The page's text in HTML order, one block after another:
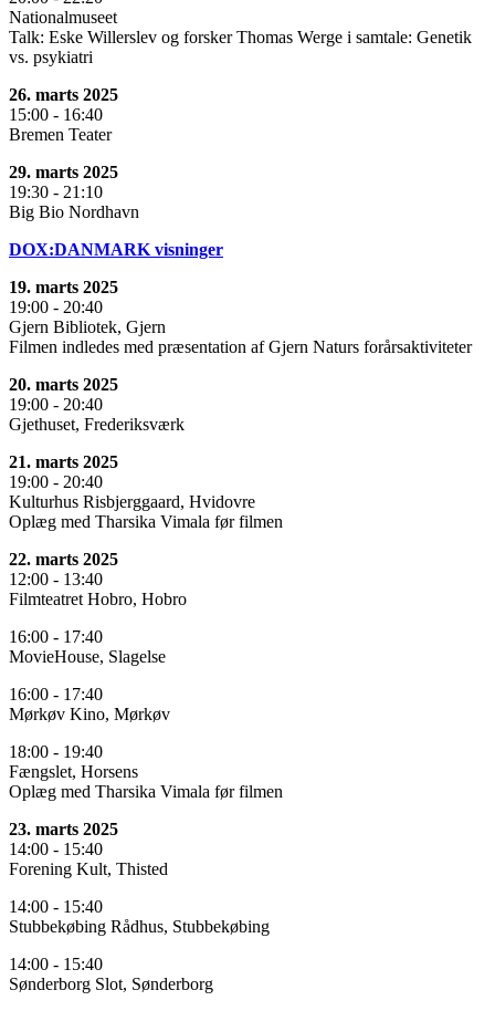
Nationalmuseet
Talk: Eske Willerslev og forsker Thomas Werge i samtale: Genetik
vs. psykiatri
26. marts 2025
15:00 - 16:40
Bremen Teater
29. marts 2025
19:30 - 21:10
Big Bio Nordhavn
DOX:DANMARK visninger
19. marts 2025
19:00 - 20:40
Gjern Bibliotek, Gjern
Filmen indledes med præsentation af Gjern Naturs forårsaktiviteter
20. marts 2025
19:00 - 20:40
Gjethuset, Frederiksværk
21. marts 2025
19:00 - 20:40
Kulturhus Risbjerggaard, Hvidovre
Oplæg med Tharsika Vimala før filmen
22. marts 2025
12:00 - 13:40
Filmteatret Hobro, Hobro
16:00 - 17:40
MovieHouse, Slagelse
16:00 - 17:40
Mørkøv Kino, Mørkøv
18:00 - 19:40
Fængslet, Horsens
Oplæg med Tharsika Vimala før filmen
23. marts 2025
14:00 - 15:40
Forening Kult, Thisted
14:00 - 15:40
Stubbekøbing Rådhus, Stubbekøbing
14:00 - 15:40
Sønderborg Slot, Sønderborg